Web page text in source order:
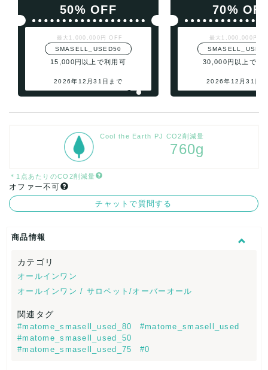
50% OFF
最大1,000,000円 OFF
SMASELL_USED50
15,000円以上で利用可
2026年12月31日まで
70%
最大1,000,000円
30,000円以上で利
2026年12月31日
Cool the Earth PJ CO2削減量
760g
＊1点あたりのCO2削減量
オファー不可
チャットで質問する
商品情報
カテゴリ
オールインワン
オールインワン / サロペット/オーバーオール
関連タグ
#matome_smasell_used_80
#matome_smasell_used
#matome_smasell_used_50
#matome_smasell_used_75
#0